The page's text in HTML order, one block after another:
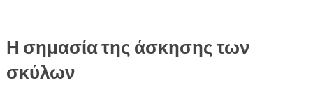
Η σημασία της άσκησης των
σκύλων